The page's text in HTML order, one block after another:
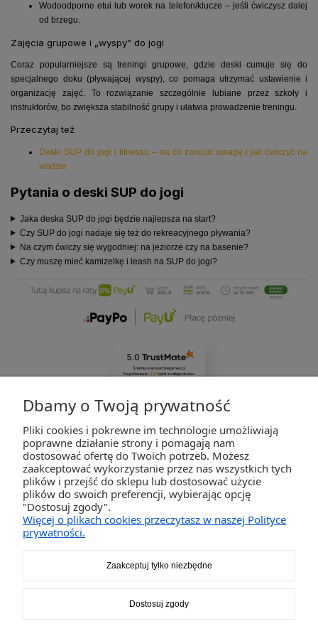
Wodoodporne etui lub worek na telefon/klucze – jeśli ćwiczysz dalej
od brzegu.
Zajęcia grupowe i „wyspy” do jogi
Coraz popularniejsze są treningi grupowe, gdzie deski cumuje się do
specjalnego doku (pływającej wyspy), co pomaga utrzymać ustawienie i
organizację zajęć. To rozwiązanie szczególnie lubiane przez szkoły i
instruktorów, bo zwiększa stabilność grupy i ułatwia prowadzenie treningu.
Przeczytaj też
Deski SUP do jogi i fitnessu – na co zwrócić uwagę i jak ćwiczyć na
wodzie
Pytania o deski SUP do jogi
Jaka deska SUP do jogi będzie najlepsza na start?
Czy SUP do jogi nadaje się też do rekreacyjnego pływania?
Na czym ćwiczy się wygodniej: na jeziorze czy na basenie?
Czy muszę mieć kamizelkę i leash na SUP do jogi?
5.0
Średnia ocena activegames.pl
Na podstawie 327opinii z całego okresu
ZAKUPY
POMOC
2K-Invest Sp. j. Ul. Św. Wojciecha 60, 41-922 Radzionków, śląskie NIP: 645-241-94-33
Dbamy o Twoją prywatność
Pliki cookies i pokrewne im technologie umożliwiają
poprawne działanie strony i pomagają nam
dostosować ofertę do Twoich potrzeb. Możesz
zaakceptować wykorzystanie przez nas wszystkich tych
plików i przejść do sklepu lub dostosować użycie
plików do swoich preferencji, wybierając opcję
"Dostosuj zgody".
Więcej o plikach cookies przeczytasz w naszej Polityce
prywatności.
Zaakceptuj tylko niezbędne
Dostosuj zgody